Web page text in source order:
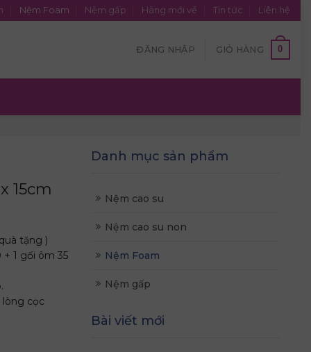
Nệm Foam Nệm gấp Hàng mới về Tin tức Liên hệ
ĐĂNG NHẬP GIỎ HÀNG 0
Danh mục sản phẩm
Nệm cao su
Nệm cao su non
Nệm Foam
Nệm gấp
Bài viết mới
15cm
tặng )
1 gối ôm 35
lòng cọc